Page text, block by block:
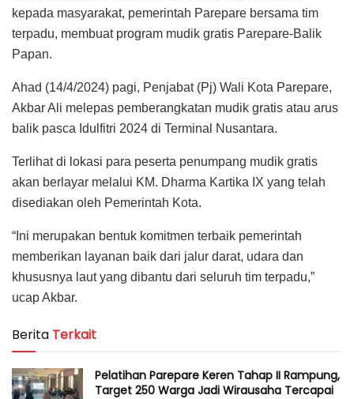
kepada masyarakat, pemerintah Parepare bersama tim
terpadu, membuat program mudik gratis Parepare-Balik
Papan.
Ahad (14/4/2024) pagi, Penjabat (Pj) Wali Kota Parepare,
Akbar Ali melepas pemberangkatan mudik gratis atau arus
balik pasca Idulfitri 2024 di Terminal Nusantara.
Terlihat di lokasi para peserta penumpang mudik gratis
akan berlayar melalui KM. Dharma Kartika IX yang telah
disediakan oleh Pemerintah Kota.
“Ini merupakan bentuk komitmen terbaik pemerintah
memberikan layanan baik dari jalur darat, udara dan
khususnya laut yang dibantu dari seluruh tim terpadu,”
ucap Akbar.
Berita Terkait
Pelatihan Parepare Keren Tahap II Rampung,
Target 250 Warga Jadi Wirausaha Tercapai